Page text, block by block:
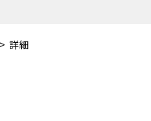
> 詳細